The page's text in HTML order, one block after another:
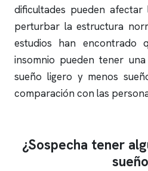
dificultades pueden
perturbar la estructura
estudios han encontrado
insomnio pueden tener
sueño ligero y menos
comparación con las
¿Sospecha tener